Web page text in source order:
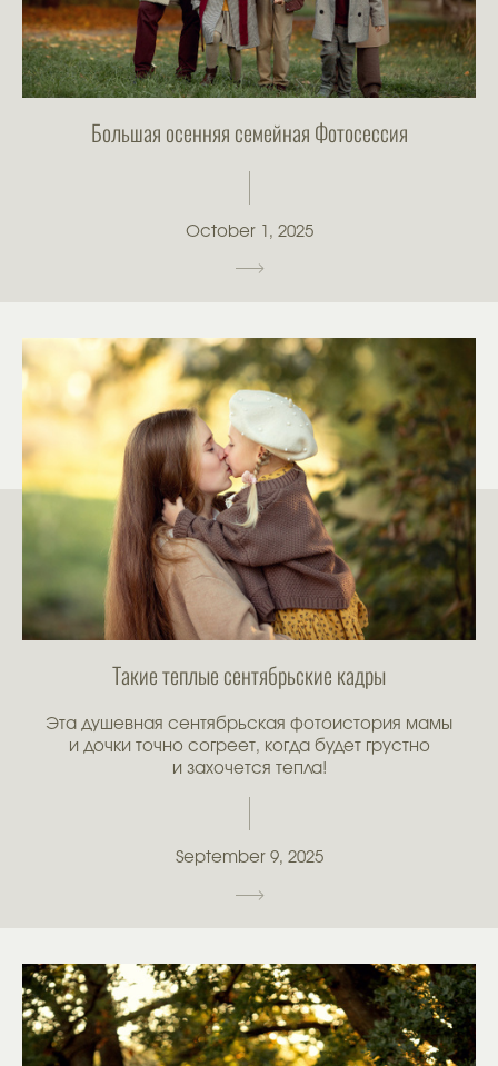
Большая осенняя семейная Фотосессия
October 1, 2025
Такие теплые сентябрьские кадры
Эта душевная сентябрьская фотоистория мамы
и дочки точно согреет, когда будет грустно
и захочется тепла!
September 9, 2025